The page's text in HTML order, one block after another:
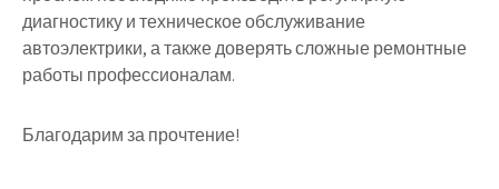
диагностику и техническое обслуживание
автоэлектрики, а также доверять сложные ремонтные
работы профессионалам.
Благодарим за прочтение!